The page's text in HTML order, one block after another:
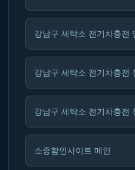
강남구 세탁소 전기차충전
강남구 세탁소 전기차충전
강남구 세탁소 전기차충전
소중함인사이트 메인